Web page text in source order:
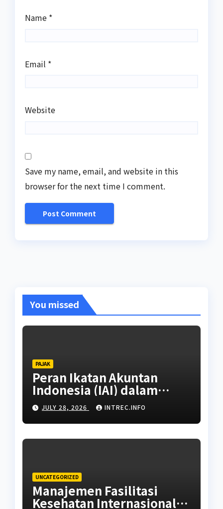
Name *
Email *
Website
Save my name, email, and website in this
browser for the next time I comment.
You missed
PAJAK
Peran Ikatan Akuntan
Indonesia (IAI) dalam
Standarisasi Brevet Pajak
JULY 28, 2026 INTREC.INFO
UNCATEGORIZED
Manajemen Fasilitasi
Kesehatan Internasional: